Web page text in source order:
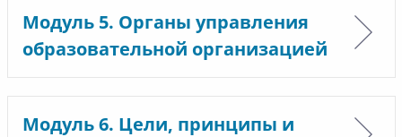
Модуль 5. Органы управления
образовательной организацией
Модуль 6. Цели, принципы и